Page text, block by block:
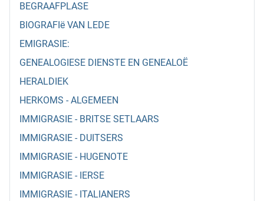
BEGRAAFPLASE
BIOGRAFIë VAN LEDE
EMIGRASIE:
GENEALOGIESE DIENSTE EN GENEALOË
HERALDIEK
HERKOMS - ALGEMEEN
IMMIGRASIE - BRITSE SETLAARS
IMMIGRASIE - DUITSERS
IMMIGRASIE - HUGENOTE
IMMIGRASIE - IERSE
IMMIGRASIE - ITALIANERS